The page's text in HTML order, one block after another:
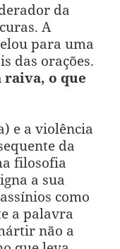
da
A
para uma
das orações.
raiva, o que
e a violência
da
filosofia
a sua
como
a palavra
não a